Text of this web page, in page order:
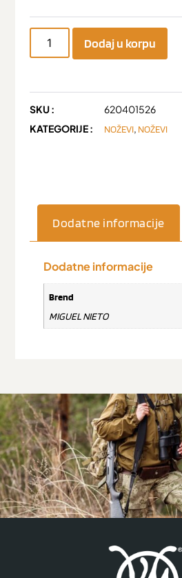
Dodaj u korpu
SKU :
620401526
KATEGORIJE :
NOŽEVI, NOŽEVI
Dodatne informacije
Dodatne informacije
Brend
MIGUEL NIETO